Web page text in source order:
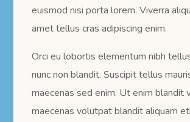
euismod nisi porta lorem. Viverra
amet tellus cras adipiscing enim.
Orci eu lobortis elementum nibh
nunc non blandit. Suscipit tellus
maecenas sed enim. Ut enim blandit
maecenas volutpat blandit aliquam